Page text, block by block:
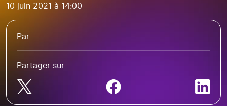
10 juin 2021 à 14:00
Par
Partager sur